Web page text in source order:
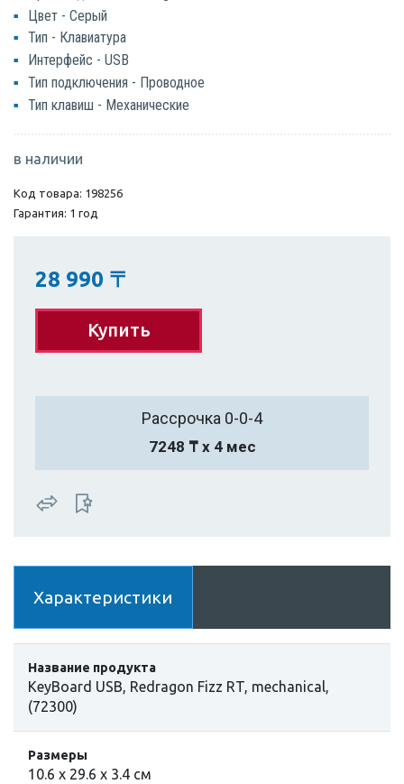
Цвет - Серый
Тип - Клавиатура
Интерфейс - USB
Тип подключения - Проводное
Тип клавиш - Механические
в наличии
Код товара: 198256
Гарантия: 1 год
28 990 〒
Купить
Рассрочка 0-0-4
7248 ₸ х 4 мес
Характеристики
Название продукта
KeyBoard USB, Redragon Fizz RT, mechanical,
(72300)
Размеры
10.6 х 29.6 х 3.4 см